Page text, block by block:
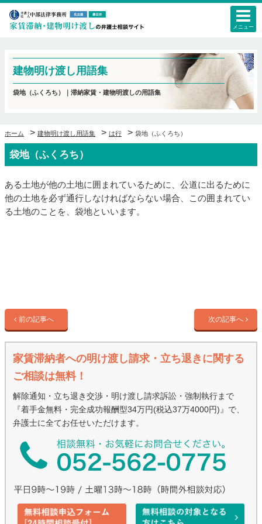
メニュー
建物明け渡し用語集
袋地（ふくろち）｜滞納家賃・建物明渡しの用語集
ホーム > 建物明け渡し用語集 > は行 > 袋地（ふくろち）
袋地（ふくろち）
ある土地が他の土地に囲まれているために、公道に出るために
他の土地を必ず通行しなければならない場合、この囲まれてい
る土地のことを、袋地といいます。
前の記事へ 次の記事へ
家賃滞納者への明け渡し請求・立ち退きに関する
ご相談は無料！
解除通知・立ち退き交渉・明け渡し請求訴訟・強制執行まで
『着手金無料・完全成功報酬型34万円(税込37万4000円)』で、
弁護士に全てお任せいただけます。